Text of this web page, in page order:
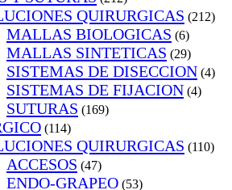
QUIRURGICAS (212)
MALLAS BIOLOGICAS (6)
MALLAS SINTETICAS (29)
SISTEMAS DE DISECCION (4)
SISTEMAS DE FIJACION (4)
SUTURAS (169)
(114)
QUIRURGICAS (110)
ACCESOS (47)
ENDO-GRAPEO (53)